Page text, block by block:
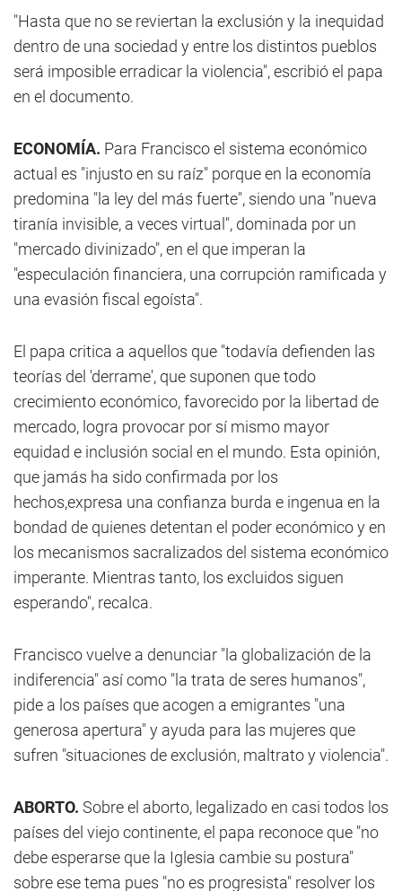
"Hasta que no se reviertan la exclusión y la inequidad
dentro de una sociedad y entre los distintos pueblos
será imposible erradicar la violencia", escribió el papa
en el documento.
ECONOMÍA. Para Francisco el sistema económico
actual es "injusto en su raíz" porque en la economía
predomina "la ley del más fuerte", siendo una "nueva
tiranía invisible, a veces virtual", dominada por un
"mercado divinizado", en el que imperan la
"especulación financiera, una corrupción ramificada y
una evasión fiscal egoísta".
El papa critica a aquellos que "todavía defienden las
teorías del 'derrame', que suponen que todo
crecimiento económico, favorecido por la libertad de
mercado, logra provocar por sí mismo mayor
equidad e inclusión social en el mundo. Esta opinión,
que jamás ha sido confirmada por los
hechos,expresa una confianza burda e ingenua en la
bondad de quienes detentan el poder económico y en
los mecanismos sacralizados del sistema económico
imperante. Mientras tanto, los excluidos siguen
esperando", recalca.
Francisco vuelve a denunciar "la globalización de la
indiferencia" así como "la trata de seres humanos",
pide a los países que acogen a emigrantes "una
generosa apertura" y ayuda para las mujeres que
sufren "situaciones de exclusión, maltrato y violencia".
ABORTO. Sobre el aborto, legalizado en casi todos los
países del viejo continente, el papa reconoce que "no
debe esperarse que la Iglesia cambie su postura"
sobre ese tema pues "no es progresista" resolver los